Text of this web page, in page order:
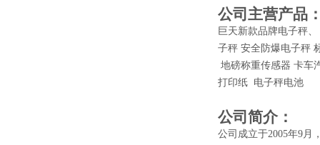
公司主营产品
巨天新款品牌电子秤
子秤 安全防爆电子秤
地磅称重传感器 卡车
打印纸 电子秤电池
公司简介：
公司成立于2005年9月